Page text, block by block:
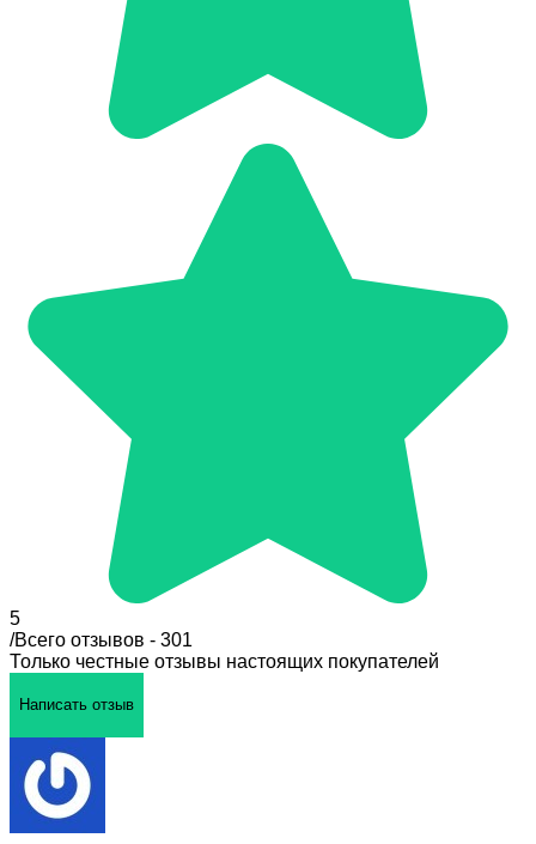
5
/Всего отзывов - 301
Только честные отзывы настоящих покупателей
Написать отзыв